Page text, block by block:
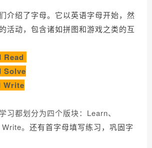
介绍了字母。它以英语字母开始，然
活动，包含诸如拼图和游戏之类的互
Read
Solve
Write
习都划分为四个版块：Learn、
。 还有首字母填写练习，巩固字